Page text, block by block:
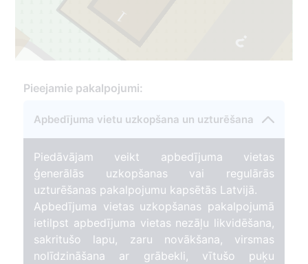
1
Pieejamie pakalpojumi:
Apbedījuma vietu uzkopšana un uzturēšana
Piedāvājam veikt apbedījuma vietas
ģenerālās uzkopšanas vai regulārās
uzturēšanas pakalpojumu kapsētās Latvijā.
Apbedījuma vietas uzkopšanas pakalpojumā
ietilpst apbedījuma vietas nezāļu likvidēšana,
sakritušo lapu, zaru novākšana, virsmas
nolīdzināšana ar grābekli, vītušo puķu